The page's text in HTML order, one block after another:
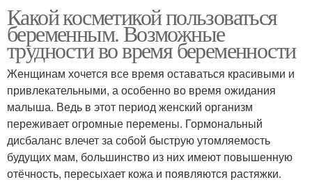
Какой косметикой пользоваться
беременным. Возможные
трудности во время беременности
Женщинам хочется все время оставаться красивыми и
привлекательными, а особенно во время ожидания
малыша. Ведь в этот период женский организм
переживает огромные перемены. Гормональный
дисбаланс влечет за собой быструю утомляемость
будущих мам, большинство из них имеют повышенную
отёчность, пересыхает кожа и появляются растяжки.